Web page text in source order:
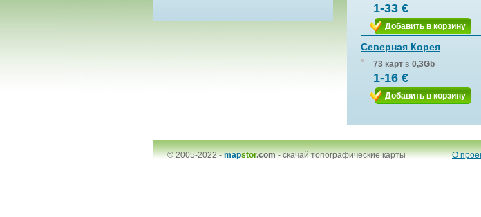
1-33 €
Добавить в корзину
Северная Корея
73 карт в 0,3Gb
1-16 €
Добавить в корзину
© 2005-2022 -mapstor.com-скачай топографические карты О